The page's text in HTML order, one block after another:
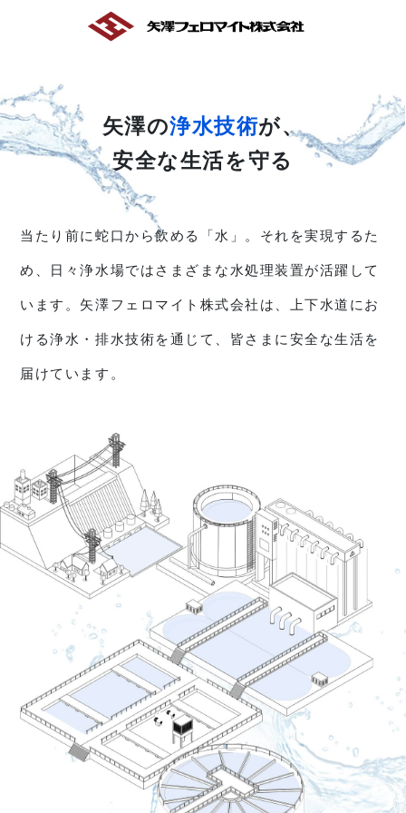
へ
ス
キ
矢澤の浄水技術が、
安全な生活を守る
当たり前に蛇口から飲める「水」。それを実現するた
め、日々浄水場ではさまざまな水処理装置が活躍して
います。矢澤フェロマイト株式会社は、上下水道にお
ける浄水・排水技術を通じて、皆さまに安全な生活を
届けています。